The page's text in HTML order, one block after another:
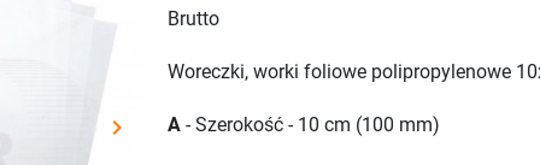
Następny
keyboard_arrow_right
Brutto
Woreczki, worki foliowe polipropylenowe
A - Szerokość - 10 cm (100 mm)